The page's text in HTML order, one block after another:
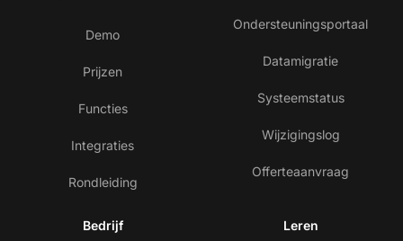
Demo
Prijzen
Functies
Integraties
Rondleiding
Ondersteuningsportaal
Datamigratie
Systeemstatus
Wijzigingslog
Offerteaanvraag
Bedrijf Leren